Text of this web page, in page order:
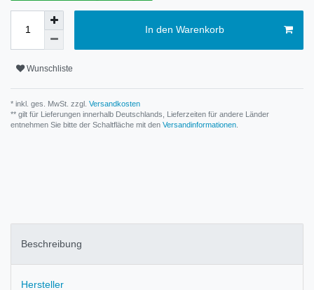
In den Warenkorb
Wunschliste
* inkl. ges. MwSt. zzgl. Versandkosten
** gilt für Lieferungen innerhalb Deutschlands, Lieferzeiten für andere Länder
entnehmen Sie bitte der Schaltfläche mit den Versandinformationen
Beschreibung
Hersteller